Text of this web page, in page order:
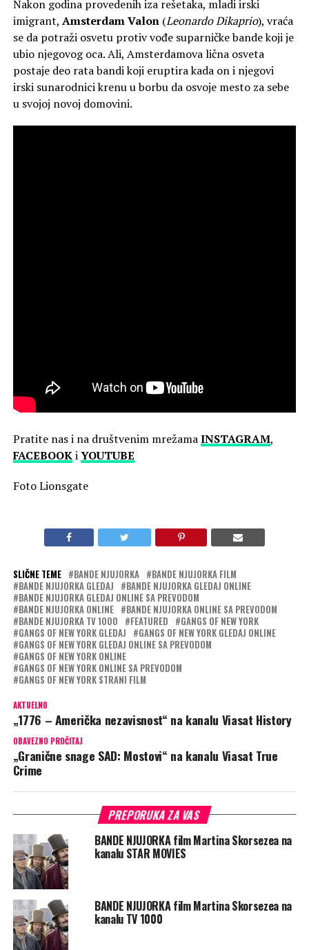
Nakon godina provedenih iza rešetaka, mladi irski
imigrant, Amsterdam Valon(Leonardo Dikaprio), vraća
se da potraži osvetu protiv vođe suparničke bande koji je
ubio njegovog oca. Ali, Amsterdamova lična osveta
postaje deo rata bandi koji eruptira kada on i njegovi
irski sunarodnici krenu u borbu da osvoje mesto za sebe
u svojoj novoj domovini.
Pratite nas i na društvenim mrežamaINSTAGRAM,
FACEBOOKiYOUTUBE
Foto Lionsgate
SLIČNE TEME BANDE NJUJORKA
BANDE NJUJORKA FILM
BANDE NJUJORKA GLEDAJ
BANDE NJUJORKA GLEDAJ ONLINE
BANDE NJUJORKA GLEDAJ ONLINE SA PREVODOM
BANDE NJUJORKA ONLINE
BANDE NJUJORKA ONLINE SA PREVODOM
BANDE NJUJORKA TV 1000
FEATURED
GANGS OF NEW YORK
GANGS OF NEW YORK GLEDAJ
GANGS OF NEW YORK GLEDAJ ONLINE
GANGS OF NEW YORK GLEDAJ ONLINE SA PREVODOM
GANGS OF NEW YORK ONLINE
GANGS OF NEW YORK ONLINE SA PREVODOM
GANGS OF NEW YORK STRANI FILM
AKTUELNO
„1776 – Američka nezavisnost“ na kanalu Viasat History
OBAVEZNO PROČITAJ
„Granične snage SAD: Mostovi“ na kanalu Viasat True
Crime
PREPORUKA ZA VAS
BANDE NJUJORKA film Martina Skorsezea na
kanalu STAR MOVIES
BANDE NJUJORKA film Martina Skorsezea na
kanalu TV 1000